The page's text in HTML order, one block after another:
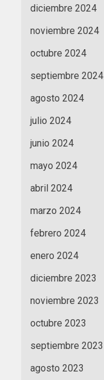
diciembre 2024
noviembre 2024
octubre 2024
septiembre 2024
agosto 2024
julio 2024
junio 2024
mayo 2024
abril 2024
marzo 2024
febrero 2024
enero 2024
diciembre 2023
noviembre 2023
octubre 2023
septiembre 2023
agosto 2023